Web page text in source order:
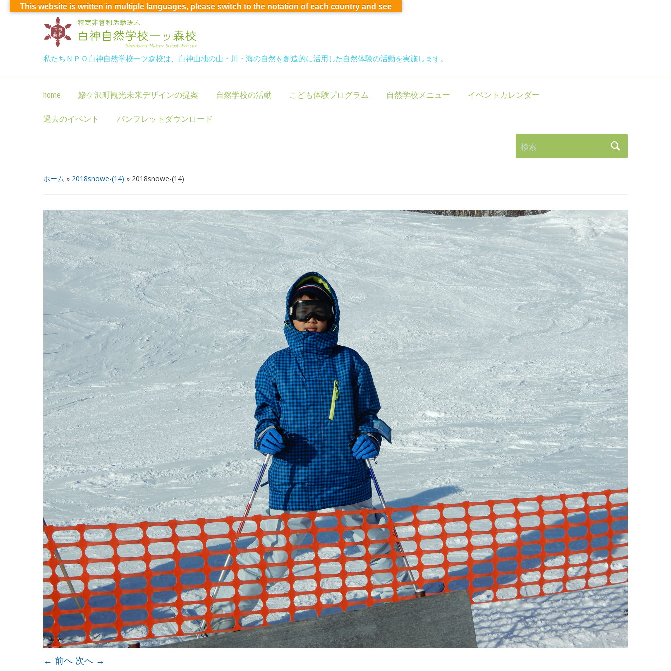
私たちＮＰＯ白神自然学校一ツ森校は、白神山地の山・川・海の自然を創造的に活用した自然体験の活動を実施します。
home 鰺ケ沢町観光未来デザインの提案 自然学校の活動 こども体験プログラム 自然学校メニュー イベントカレンダー
過去のイベント パンフレットダウンロード
検索
ホーム » 2018snowe-(14) » 2018snowe-(14)
← 前へ 次へ →
This website is written in multiple languages, please switch to the notation of each country and see